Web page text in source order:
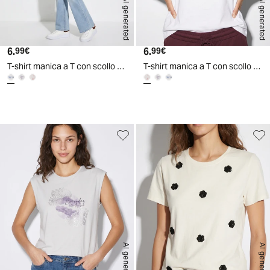
AI generated
Prezzo attuale
6.99€
T-shirt manica a T con scollo paricollo
AI generated
Prezzo attuale
6.99€
T-shirt manica a T con scollo paricollo